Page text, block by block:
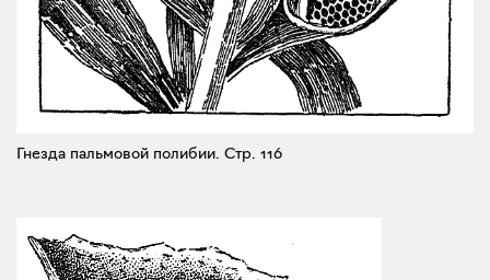
Гнезда пальмовой полибии. Стр. 116